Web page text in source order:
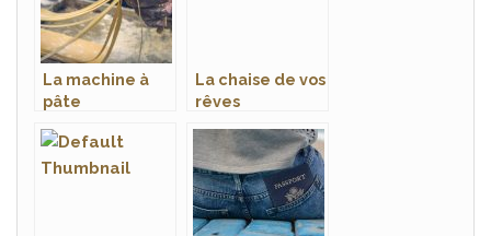
La machine à
pâte
machine
conçue pour
La chaise de vos
rêves